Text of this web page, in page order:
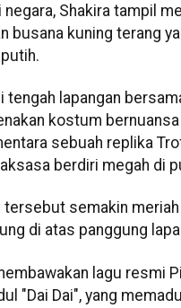
negara, Shakira tampil
busana kuning terang
tengah lapangan
kostum
sebuah replika
berdiri megah di
tersebut semakin
di atas panggung
lagu resmi
"Dai Dai", yang